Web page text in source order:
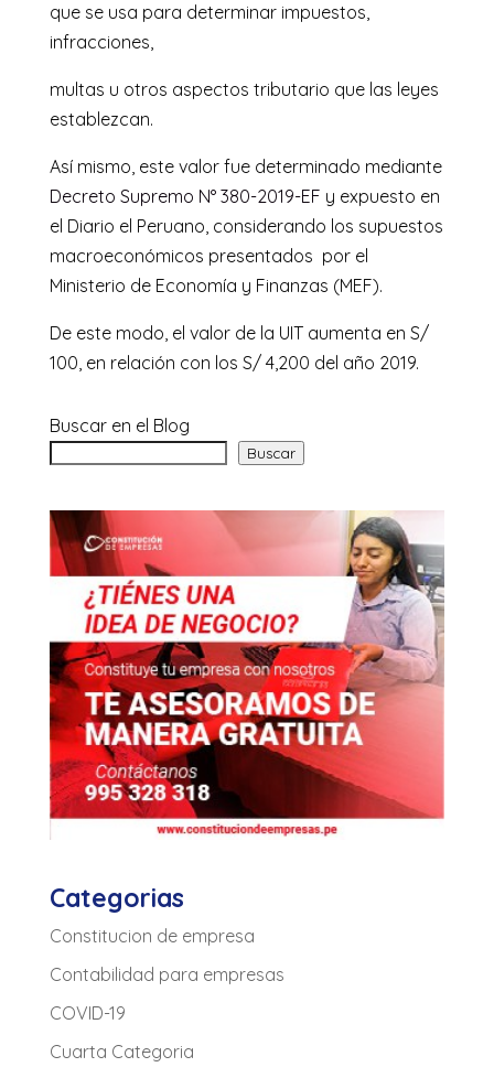
que se usa para determinar impuestos,
infracciones,
multas u otros aspectos tributario que las leyes
establezcan.
Así mismo, este valor fue determinado mediante
Decreto Supremo N° 380-2019-EF y expuesto en
el Diario el Peruano, considerando los supuestos
macroeconómicos presentados por el
Ministerio de Economía y Finanzas (MEF).
De este modo, el valor de la UIT aumenta en S/
100, en relación con los S/ 4,200 del año 2019.
Buscar en el Blog
Buscar
Categorias
Constitucion de empresa
Contabilidad para empresas
COVID-19
Cuarta Categoria